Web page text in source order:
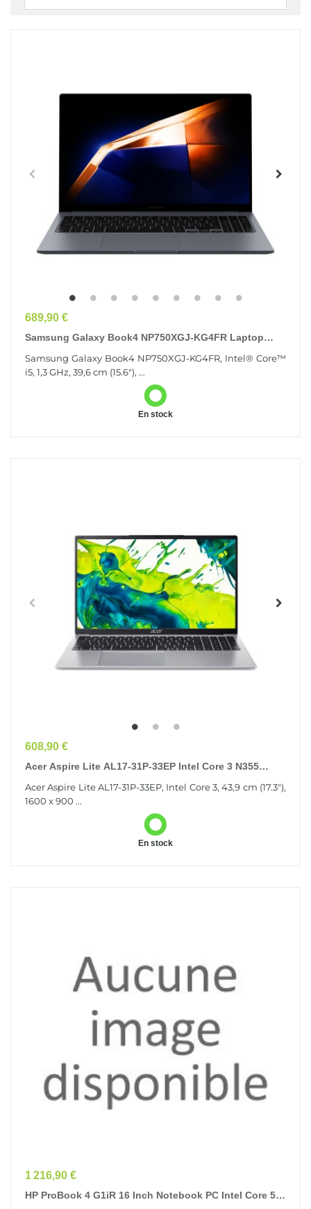
Prix
689,90 €
Samsung Galaxy Book4 NP750XGJ-KG4FR Laptop
Cm...
Samsung Galaxy Book4 NP750XGJ-KG4FR, Intel® Core™
i5, 1,3 GHz, 39,6 cm (15.6"), ...
En stock
Prix
608,90 €
Acer Aspire Lite AL17-31P-33EP Intel Core 3 N355
Acer Aspire Lite AL17-31P-33EP, Intel Core 3, 43,9 cm (17.3"),
1600 x 900 ...
En stock
Prix
1 216,90 €
HP ProBook 4 G1iR 16 Inch Notebook PC Intel Core 5